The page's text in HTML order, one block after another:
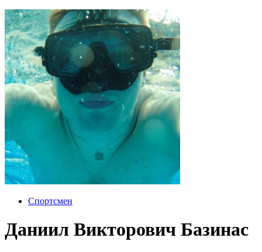
Спортсмен
Даниил Викторович Базинас